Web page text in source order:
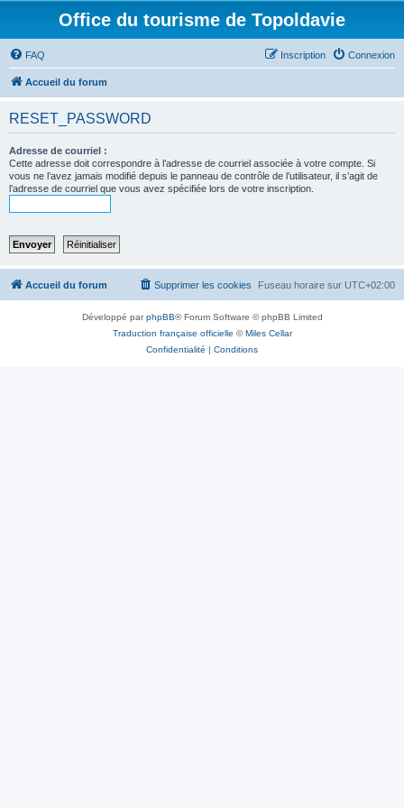
Office du tourisme de Topoldavie
FAQ Connexion
Inscription
Accueil du forum
RESET_PASSWORD
Adresse de courriel :
Cette adresse doit correspondre à l’adresse de courriel associée à votre compte. Si
vous ne l’avez jamais modifié depuis le panneau de contrôle de l’utilisateur, il s’agit de
l’adresse de courriel que vous avez spécifiée lors de votre inscription.
Accueil du forum Fuseau horaire sur UTC+02:00
Supprimer les cookies
Développé parphpBB® Forum Software © phpBB Limited
Traduction française officielle ©Miles Cellar
Confidentialité | Conditions